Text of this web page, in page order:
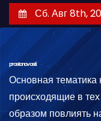
е
й
Сб. Авг 8th,
prostonovosti
Основная тематика
происходящие в
образом повлиять